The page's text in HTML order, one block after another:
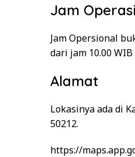
Jam
Jam Opersional
dari jam 10.00
Alamat
Lokasinya ada di
50212.
https://